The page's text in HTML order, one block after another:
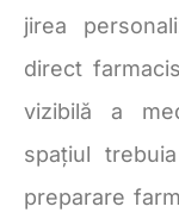
jirea
direct
vizibilă a
spațiul
preparare